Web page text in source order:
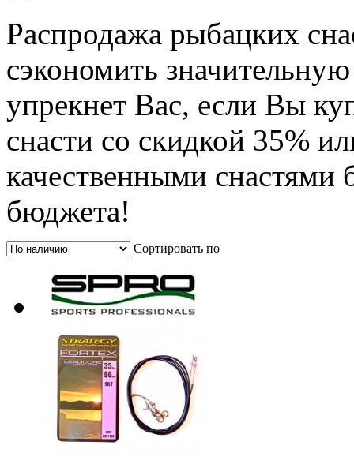
Распродажа рыбацких
сэкономить
упрекнет Вас, если Вы
снасти со скидкой 35%
качественными снастями
бюджета!
Сортировать по